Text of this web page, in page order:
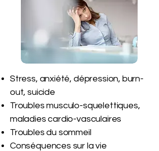
Stress, anxiété, dépression, burn-
out, suicide
Troubles musculo-squelettiques,
maladies cardio-vasculaires
Troubles du sommeil
Conséquences sur la vie